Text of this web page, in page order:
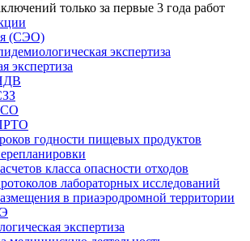
только за первые 3 года работ
(СЭО)
экспертиза
экспертиза
годности пищевых продуктов
класса опасности отходов
лабораторных исследований
в приаэродромной территории
экспертиза